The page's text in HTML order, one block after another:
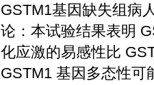
GSTM1基因缺失组病
论：本试验结果表明
化应激的易感性比
GSTM1 基因多态性可